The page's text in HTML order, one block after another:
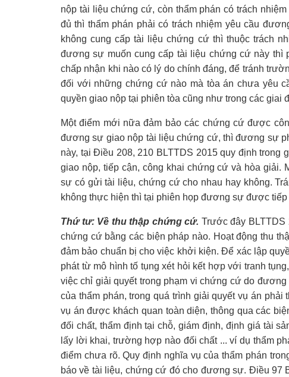
nộp tài liệu chứng cứ, còn thẩm phán có trách
đủ thì thẩm phán phải có trách nhiệm yêu cầu
không cung cấp tài liệu chứng cứ thì thuộc trách
đương sự muốn cung cấp tài liệu chứng cứ này thì
chấp nhận khi nào có lý do chính đáng, để tránh
đối với những chứng cứ nào mà tòa án chưa yêu
quyền giao nộp tại phiên tòa cũng như trong các
Một điểm mới nữa đảm bảo các chứng cứ được
đương sự giao nộp tài liệu chứng cứ, thì đương sự
này, tại Điều 208, 210 BLTTDS 2015 quy định trong
giao nộp, tiếp cận, công khai chứng cứ và hòa giải.
sự có gửi tài liệu, chứng cứ cho nhau hay không.
không thực hiện thì tại phiên họp đương sự được
Thứ tư: Về thu thập chứng cứ. Trước đây BLTTDS
chứng cứ bằng các biện pháp nào. Hoạt động thu
đảm bảo chuẩn bị cho việc khởi kiện. Để xác lập
phát từ mô hình tố tụng xét hỏi kết hợp với tranh
việc chỉ giải quyết trong phạm vi chứng cứ do
của thẩm phán, trong quá trình giải quyết vụ án
vụ án được khách quan toàn diện, thông qua các
đối chất, thẩm định tại chỗ, giám định, định giá tài
lấy lời khai, trường hợp nào đối chất ... ví dụ thẩm
điểm chưa rõ. Quy định nghĩa vụ của thẩm phán
báo về tài liệu, chứng cứ đó cho đương sự. Điều 97